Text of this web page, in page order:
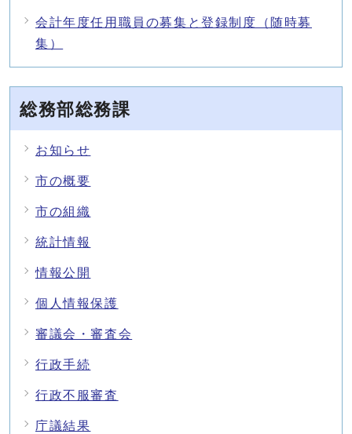
会計年度任用職員の募集と登録制度（随時募
集）
総務部総務課
お知らせ
市の概要
市の組織
統計情報
情報公開
個人情報保護
審議会・審査会
行政手続
行政不服審査
庁議結果